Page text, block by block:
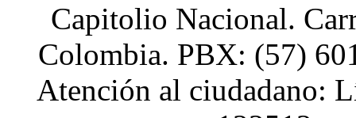
Capitolio Nacional.
Colombia. PBX: (57)
Atención al ciudadano: